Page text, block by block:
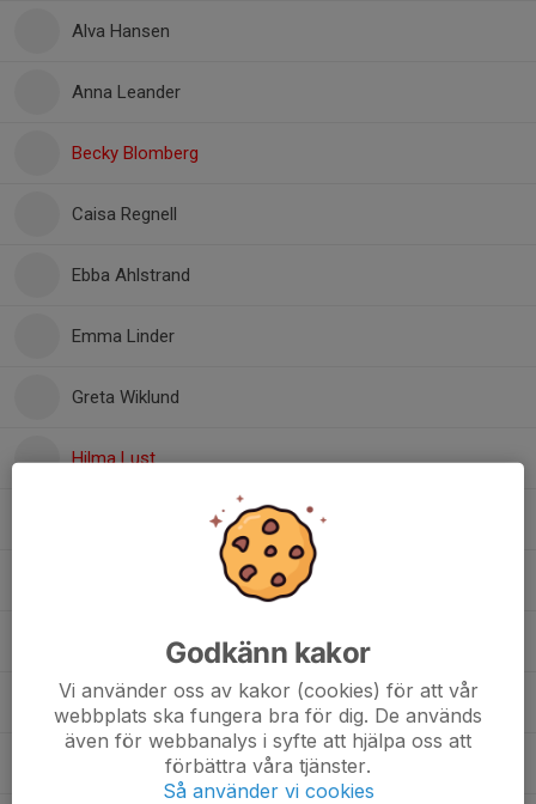
Alva Hansen
Anna Leander
Becky Blomberg
Caisa Regnell
Ebba Ahlstrand
Emma Linder
Greta Wiklund
Hilma Lust
Thelma Karlsson
Godkänn kakor
Vi använder oss av kakor (cookies) för att vår
webbplats ska fungera bra för dig. De används
även för webbanalys i syfte att hjälpa oss att
förbättra våra tjänster.
Så använder vi cookies